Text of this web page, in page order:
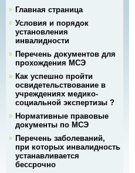
Главная страница
Условия и порядок
установления
инвалидности
Перечень документов для
прохождения МСЭ
Как успешно пройти
освидетельствование в
учреждениях медико-
социальной экспертизы ?
Нормативные правовые
документы по МСЭ
Перечень заболеваний,
при которых инвалидность
устанавливается
бессрочно